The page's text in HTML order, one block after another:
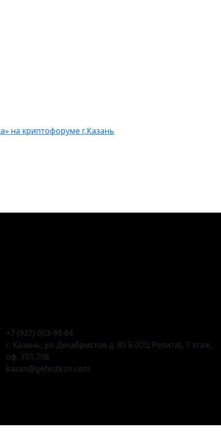
на криптофоруме г.Казань
+7 (937) 003-99-84
г. Казань, ул. Декабристов д. 85 Б (ОЦ Релита), 7 этаж,
оф. 701,708
kazan@gefestkzn.com